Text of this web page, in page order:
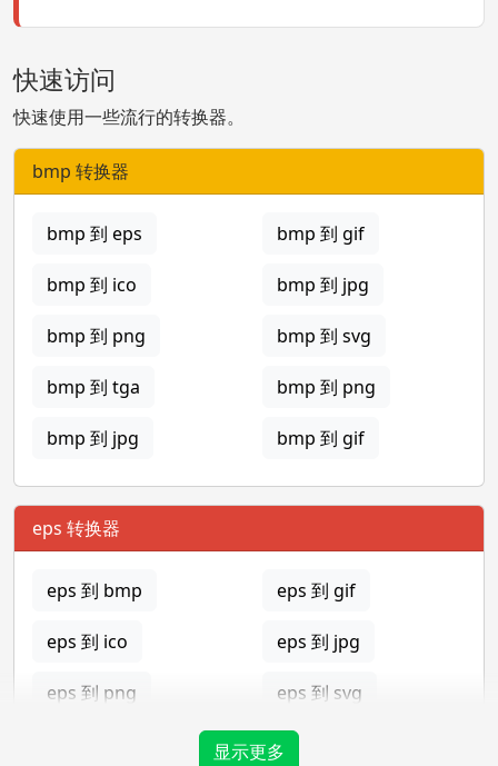
快速访问
快速使用一些流行的转换器。
bmp 转换器
bmp 到 eps bmp 到 gif
bmp 到 ico bmp 到 jpg
bmp 到 png bmp 到 svg
bmp 到 tga bmp 到 png
bmp 到 jpg bmp 到 gif
eps 转换器
eps 到 bmp eps 到 gif
eps 到 ico eps 到 jpg
eps 到 png eps 到 svg
显示更多